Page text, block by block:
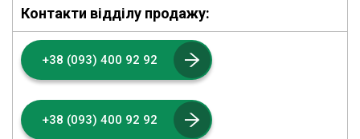
Контакти відділу продажу:
+38 (093) 400 92 92
+38 (093) 400 92 92